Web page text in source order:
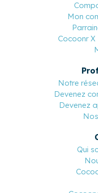
Mon
Cocoonr X
Notre
Devenez
Devenez
Qui